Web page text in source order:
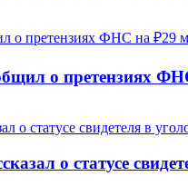
о претензиях
о статусе